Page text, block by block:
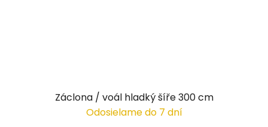
Záclona / voál hladký šíře 300 cm
Odosielame do 7 dní